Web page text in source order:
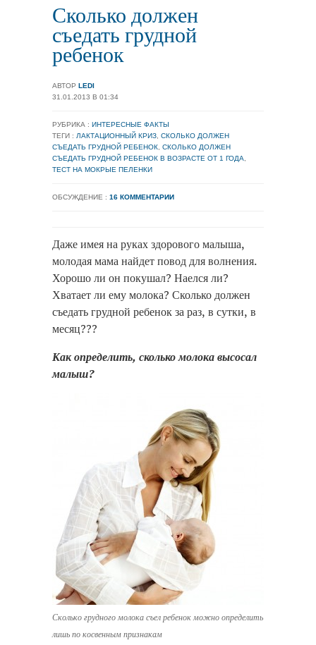
Сколько должен
съедать грудной
ребенок
АВТОР LEDI
31.01.2013 В 01:34
РУБРИКА : ИНТЕРЕСНЫЕ ФАКТЫ
ТЕГИ : ЛАКТАЦИОННЫЙ КРИЗ, СКОЛЬКО ДОЛЖЕН
СЪЕДАТЬ ГРУДНОЙ РЕБЕНОК, СКОЛЬКО ДОЛЖЕН
СЪЕДАТЬ ГРУДНОЙ РЕБЕНОК В ВОЗРАСТЕ ОТ 1 ГОДА,
ТЕСТ НА МОКРЫЕ ПЕЛЕНКИ
ОБСУЖДЕНИЕ : 16 КОММЕНТАРИИ
Даже имея на руках здорового малыша,
молодая мама найдет повод для волнения.
Хорошо ли он покушал? Наелся ли?
Хватает ли ему молока? Сколько должен
съедать грудной ребенок за раз, в сутки, в
месяц???
Как определить, сколько молока высосал
малыш?
Сколько грудного молока съел ребенок можно определить
лишь по косвенным признакам